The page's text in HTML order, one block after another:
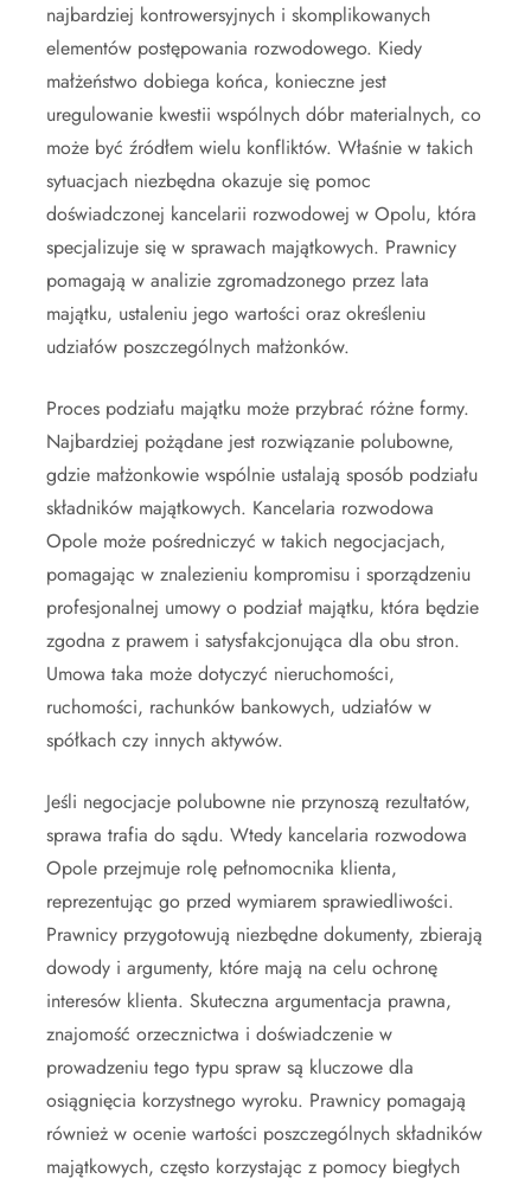
najbardziej kontrowersyjnych i skomplikowanych
elementów postępowania rozwodowego. Kiedy
małżeństwo dobiega końca, konieczne jest
uregulowanie kwestii wspólnych dóbr materialnych, co
może być źródłem wielu konfliktów. Właśnie w takich
sytuacjach niezbędna okazuje się pomoc
doświadczonej kancelarii rozwodowej w Opolu, która
specjalizuje się w sprawach majątkowych. Prawnicy
pomagają w analizie zgromadzonego przez lata
majątku, ustaleniu jego wartości oraz określeniu
udziałów poszczególnych małżonków.
Proces podziału majątku może przybrać różne formy.
Najbardziej pożądane jest rozwiązanie polubowne,
gdzie małżonkowie wspólnie ustalają sposób podziału
składników majątkowych. Kancelaria rozwodowa
Opole może pośredniczyć w takich negocjacjach,
pomagając w znalezieniu kompromisu i sporządzeniu
profesjonalnej umowy o podział majątku, która będzie
zgodna z prawem i satysfakcjonująca dla obu stron.
Umowa taka może dotyczyć nieruchomości,
ruchomości, rachunków bankowych, udziałów w
spółkach czy innych aktywów.
Jeśli negocjacje polubowne nie przynoszą rezultatów,
sprawa trafia do sądu. Wtedy kancelaria rozwodowa
Opole przejmuje rolę pełnomocnika klienta,
reprezentując go przed wymiarem sprawiedliwości.
Prawnicy przygotowują niezbędne dokumenty, zbierają
dowody i argumenty, które mają na celu ochronę
interesów klienta. Skuteczna argumentacja prawna,
znajomość orzecznictwa i doświadczenie w
prowadzeniu tego typu spraw są kluczowe dla
osiągnięcia korzystnego wyroku. Prawnicy pomagają
również w ocenie wartości poszczególnych składników
majątkowych, często korzystając z pomocy biegłych